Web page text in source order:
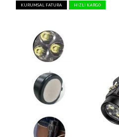
KURUMSAL FATURA HIZLI KARGO